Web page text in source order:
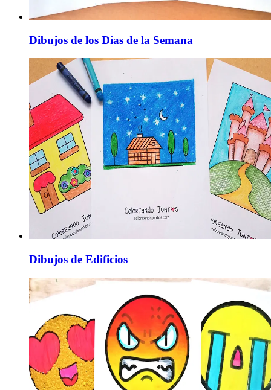
Dibujos de los Días de la Semana
Dibujos de Edificios